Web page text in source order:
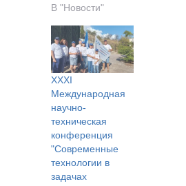
Крым, Россия)
Международная
научно-
техническая
конференция
«Современные
технологии в
задачах
управления,
автоматики и
обработки
информации»,
В "Новости"
XXXI
Международная
научно-
техническая
конференция
"Современные
технологии в
задачах